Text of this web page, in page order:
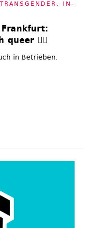
IN­
🏳‍🌈
in Betrieben.